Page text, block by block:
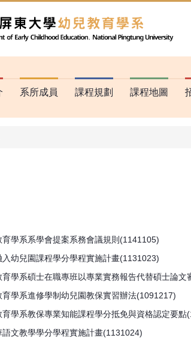
系所成員 課程規劃 課程地圖
育學系系學會提案系務會議規則(1141105)
入幼兒園課程學分學程實施計畫(1131023)
育學系碩士在職專班以專業實務報告代替碩士論文
育學系進修學制幼兒園教保實習辦法(1091217)
育學系教保專業知能課程學分抵免與資格認定要點
語文教學學分學程實施計畫(1131024)